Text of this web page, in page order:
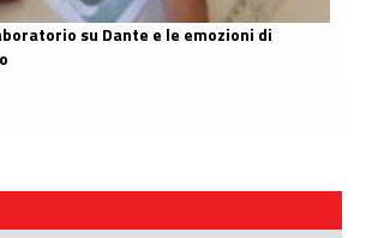
su Dante e le emozioni di